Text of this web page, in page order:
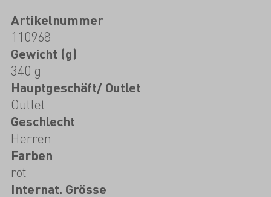
Artikelnummer
110968
Gewicht (g)
340 g
Hauptgeschäft/ Outlet
Outlet
Geschlecht
Herren
Farben
rot
Internat. Grösse